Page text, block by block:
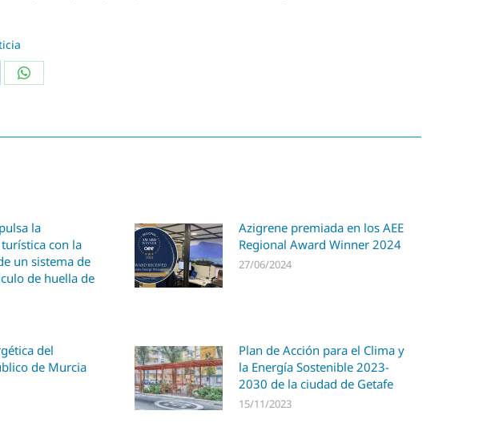
la
con la
un sistema de
de huella de
Azigrene premiada en los AEE
Regional Award Winner 2024
27/06/2024
del
de Murcia
Plan de Acción para el Clima y
la Energía Sostenible 2023-
2030 de la ciudad de Getafe
15/11/2023